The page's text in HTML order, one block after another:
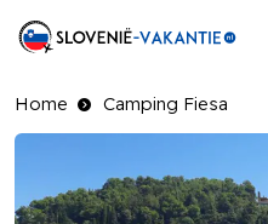
Home Camping Fiesa